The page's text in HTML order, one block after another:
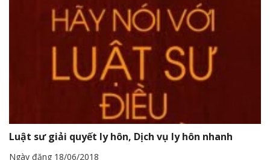
Luật sư giải quyết ly hôn, Dịch vụ ly hôn nhanh
Ngày đăng 18/06/2018